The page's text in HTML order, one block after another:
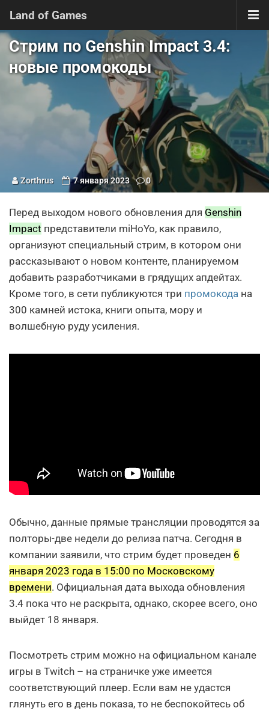
Land of Games
Стрим по Genshin Impact 3.4:
новые промокоды
Zorthrus 7 января 2023 0
Перед выходом нового обновления для Genshin
Impact представители miHoYo, как правило,
организуют специальный стрим, в котором они
рассказывают о новом контенте, планируемом
добавить разработчиками в грядущих апдейтах.
Кроме того, в сети публикуются три промокода на
300 камней истока, книги опыта, мору и
волшебную руду усиления.
Обычно, данные прямые трансляции проводятся за
полторы-две недели до релиза патча. Сегодня в
компании заявили, что стрим будет проведен 6
января 2023 года в 15:00 по Московскому
времени. Официальная дата выхода обновления
3.4 пока что не раскрыта, однако, скорее всего, оно
выйдет 18 января.
Посмотреть стрим можно на официальном канале
игры в Twitch – на страничке уже имеется
соответствующий плеер. Если вам не удастся
глянуть его в день показа, то не беспокойтесь об